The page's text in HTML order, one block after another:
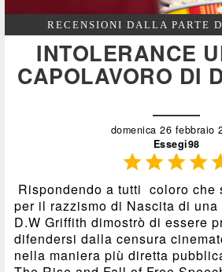
RECENSIONI DALLA PARTE
INTOLERANCE
CAPOLAVORO DI
domenica 26 febbraio
Essegi98

Rispondendo a tutti coloro che
per il razzismo di Nascita di una
D.W Griffith dimostrò di essere
difendersi dalla censura
nella maniera più diretta